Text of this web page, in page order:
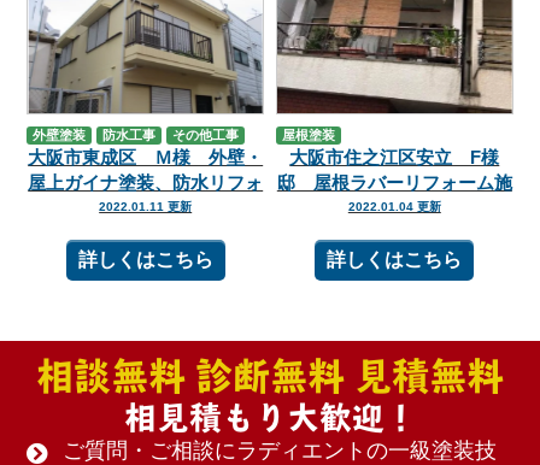
大阪市東成区 Ｍ様 外壁・
屋上ガイナ塗装、防水リフォ
ーム事例
2022.01.11 更新
詳しくはこちら
外壁塗装 防水工事 その他工事
大阪市住之江区安立 F様
邸 屋根ラバーリフォーム施
工事例
2022.01.04 更新
詳しくはこちら
屋根塗装
相談無料 診断無料 見積無料
相見積もり大歓迎！
ご質問・ご相談にラディエントの一級塗装技